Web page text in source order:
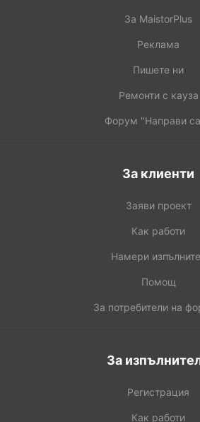
За MaistorPlus
Реклама
Пишете ни
Ремонти с кауза
Форум "Направи
За клиенти
Заяви проект
Как работи
Намери
Помощ
За потребители на
За
Регистрация
Как работи